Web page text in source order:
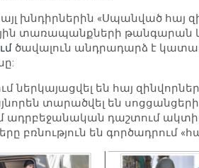
խնդիրներին «Սպանված հայ
տառապանքների թանգարան
ծավալուն անդրադարձ է
ներկայացվել են հայ
տարածվել են
ադրբեջանական դաշտում
բռնություն են գործադրում